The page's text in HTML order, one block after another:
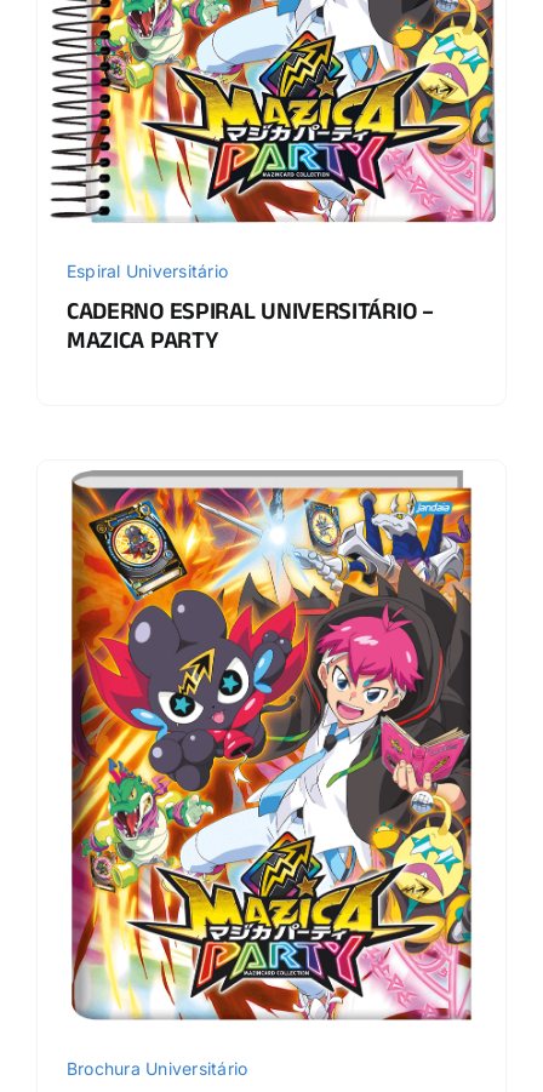
Espiral Universitário
CADERNO ESPIRAL UNIVERSITÁRIO –
MAZICA PARTY
Brochura Universitário